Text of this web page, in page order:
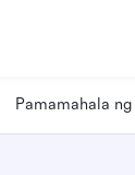
Pamamahala